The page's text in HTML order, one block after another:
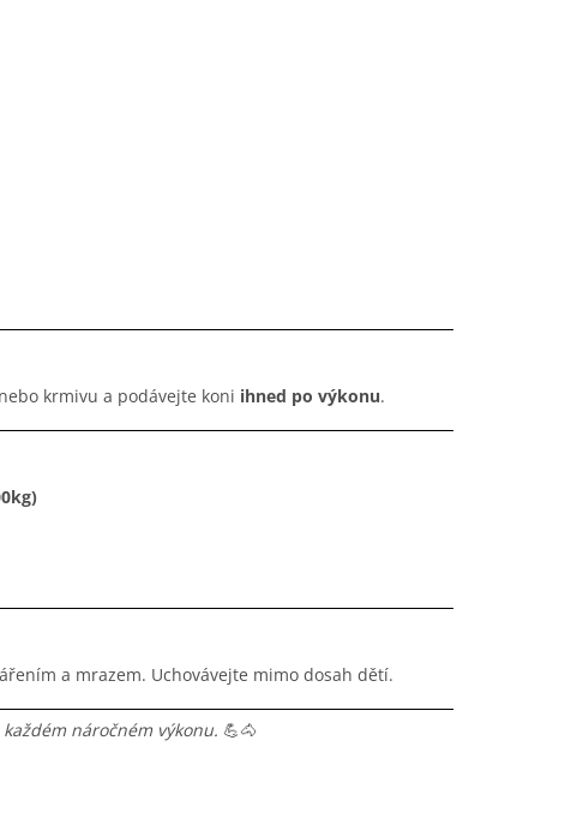
krmivu a podávejte koni ihned po výkonu.
a mrazem. Uchovávejte mimo dosah dětí.
náročném výkonu. 💪🐴